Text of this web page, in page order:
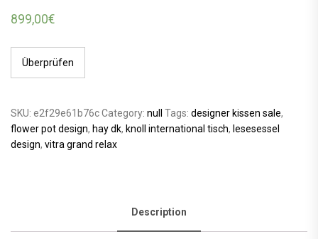
899,00€
Überprüfen
SKU: e2f29e61b76cCategory: null Tags: designer kissen sale,
flower pot design, hay dk, knoll international tisch, lesesessel
design, vitra grand relax
Description